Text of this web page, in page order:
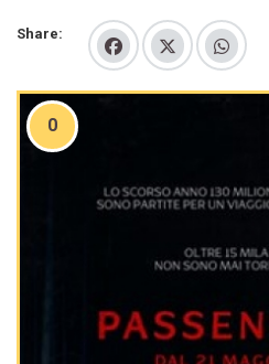
Share:
0